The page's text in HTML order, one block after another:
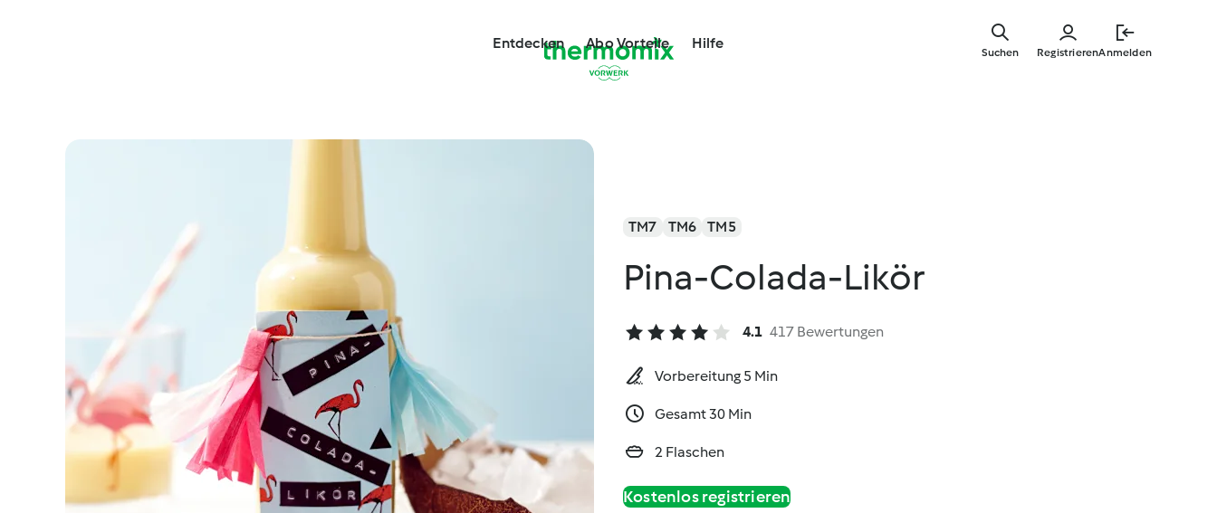
springen
Entdecken Abo Vorteile Hilfe
RegistrierenAnmelden
Suchen
TM7 TM6 TM5
Pina-Colada-Likör
4.1 417 Bewertungen
Vorbereitung 5 Min
Gesamt 30 Min
2 Flaschen
Kostenlos registrieren